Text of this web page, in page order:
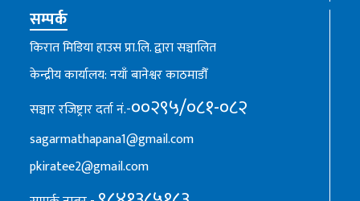
सम्पर्क
किरात मिडिया हाउस प्रा.लि. द्वारा सञ्चालित
केन्द्रीय कार्यालय: नयाँ बानेश्वर काठमाडौँ
सञ्चार रजिष्ट्रार दर्ता नं.-००२९५/०८१-०८२
sagarmathapana1@gmail.com
pkiratee2@gmail.com